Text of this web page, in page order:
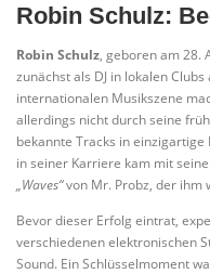
Robin Schulz:
Robin Schulz, geboren am 28.
zunächst als DJ in lokalen
internationalen Musikszene
allerdings nicht durch seine
bekannte Tracks in
in seiner Karriere kam mit
„Waves“von Mr. Probz, der ihm
Bevor dieser Erfolg eintrat,
verschiedenen elektronischen
Sound. Ein Schlüsselmoment